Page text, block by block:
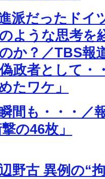
派だったドイ
ような思考を
か？／TBS報
政者として・
たワケ」
間も・・・／
の46枚」
野古 異例の“